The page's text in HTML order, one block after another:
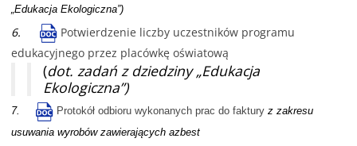
„Edukacja Ekologiczna”)
6.
Potwierdzenie liczby uczestników programu
edukacyjnego przez placówkę oświatową
(dot. zadań z dziedziny „Edukacja
Ekologiczna”)
7. Protokół odbioru wykonanych prac do faktury z zakresu
usuwania wyrobów zawierających azbest